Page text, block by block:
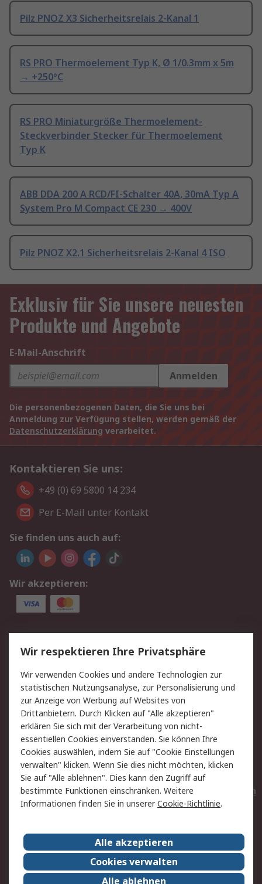
Pilz PNOZ X3 Sicherheitsrelais 2-Kanal 1
RS PRO Thermoelement Typ K, Ø 1/0.3mm x 5m
→ +250°C
RS PRO Miniaturgröße Thermoelement-
Steckverbinder Stecker für Thermoelement
Typ K
ABB DDA 200 A RCD/FI-Schalter 40A, 30mA Typ A
System Pro M Compact CE 230 → 400V
Pilz PNOZ X2.1 Sicherheitsrelais 2-Kanal 4 ISO
Exklusiv für Sie unsere neuesten
Produkte und Angebote
E-Mail-Anschrift
Anmelden
Die personenbezogenen Daten, die Sie uns bei
Anmeldung zur Verfügung stellen, werden gemäß der
Datenschutzerklärung verarbeitet.
Kontaktieren Sie uns:
+49 (0) 69 5800 14 234
Per E-Mail unter Kontakt
Sie finden uns auch auf:
Wir akzeptieren:
Service
Value Added Services
Lieferlösungen
Rücksendungen
Kontakt
Hilfe
Privatkunden
Rechtliches
AGB
Datenschutz
Cookie-Richtlinie
Zahlungsbedingungen
Copyright/Impressum
Entsorgung
Elektrogeräte/Batterien
RS weltweit
Karriere bei RS
Nachhaltigkeit
Qualität/Umwelt/ZertifikatePresse-Center
Wir respektieren Ihre Privatsphäre
Wir verwenden Cookies und andere Technologien zur
statistischen Nutzungsanalyse, zur Personalisierung und
zur Anzeige von Werbung auf Websites von
Drittanbietern. Durch Klicken auf "Alle akzeptieren"
erklären Sie sich mit der Verarbeitung von nicht-
essentiellen Cookies einverstanden. Sie können Ihre
Cookies auswählen, indem Sie auf "Cookie Einstellungen
verwalten" klicken. Wenn Sie dies nicht möchten, klicken
Sie auf "Alle ablehnen". Dies kann den Zugriff auf
bestimmte Funktionen einschränken. Weitere
Informationen finden Sie in unsererCookie-Richtlinie.
Alle akzeptieren
Cookies verwalten
Alle ablehnen